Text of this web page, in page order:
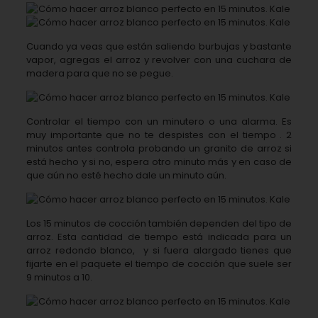
Cuando ya veas que están saliendo burbujas y bastante
vapor, agregas el arroz y revolver con una cuchara de
madera para que no se pegue.
Controlar el tiempo con un minutero o una alarma. Es
muy importante que no te despistes con el tiempo . 2
minutos antes controla probando un granito de arroz si
está hecho y si no, espera otro minuto más y en caso de
que aún no esté hecho dale un minuto aún.
Los 15 minutos de cocción también dependen del tipo de
arroz. Esta cantidad de tiempo está indicada para un
arroz redondo blanco,
y si fuera alargado tienes que
fijarte en el paquete el tiempo de cocción que suele ser
9 minutos a 10.